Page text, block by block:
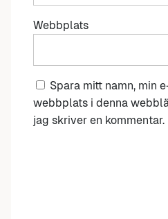
Webbplats
Spara mitt namn, min
webbplats i denna
jag skriver en kommentar.